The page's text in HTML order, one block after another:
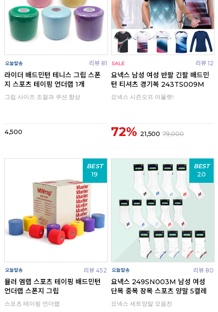
리뷰 81
라이더 배드민턴 테니스 그립 스폰
지 스포츠 테이핑 언더랩 1개
그립 사이즈 조절과 쿠션 향상
4,500
리뷰 12
요넥스 남성 여성 반팔 긴팔 배드민
턴 티셔츠 경기복 243TS009M
요넥스 시즌오프 아울렛!
72% 21,500 79,000
BEST
19
리뷰 452
뮬러 엠랩 스포츠 테이핑 배드민턴
언더랩 스폰지 그립
스포츠 테이핑 언더랩
BEST
20
리뷰 80
요넥스 249SN003M 남성 여성
단목 중목 장목 스포츠 양말 5켤레
요넥스 세트양말 모음전